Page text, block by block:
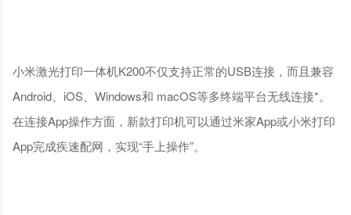
小米激光打印一体机K200不仅支持正常的USB连接，而且兼容
Android、iOS、Windows和 macOS等多终端平台无线连接*。
在连接App操作方面，新款打印机可以通过米家App或小米打印
App完成疾速配网，实现“手上操作”。